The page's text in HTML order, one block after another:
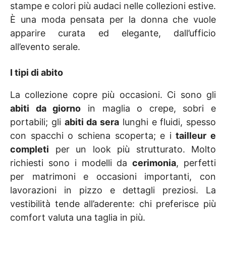
stampe e colori più audaci nelle collezioni estive.
È una moda pensata per la donna che vuole
apparire curata ed elegante, dall’ufficio
all’evento serale.
I tipi di abito
La collezione copre più occasioni. Ci sono gli
abiti da giorno in maglia o crepe, sobri e
portabili; gli abiti da sera lunghi e fluidi, spesso
con spacchi o schiena scoperta; e itailleur e
completi per un look più strutturato. Molto
richiesti sono i modelli dacerimonia, perfetti
per matrimoni e occasioni importanti, con
lavorazioni in pizzo e dettagli preziosi. La
vestibilità tende all’aderente: chi preferisce più
comfort valuta una taglia in più.